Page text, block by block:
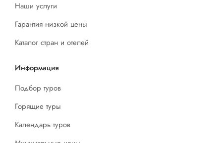
Наши услуги
Гарантия низкой цены
Каталог стран и отелей
Информация
Подбор туров
Горящие туры
Календарь туров